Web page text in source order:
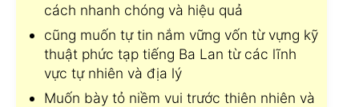
cách nhanh chóng và hiệu quả
cũng muốn tự tin nắm vững vốn từ vựng kỹ
thuật phức tạp tiếng Ba Lan từ các lĩnh
vực tự nhiên và địa lý
Muốn bày tỏ niềm vui trước thiên nhiên và